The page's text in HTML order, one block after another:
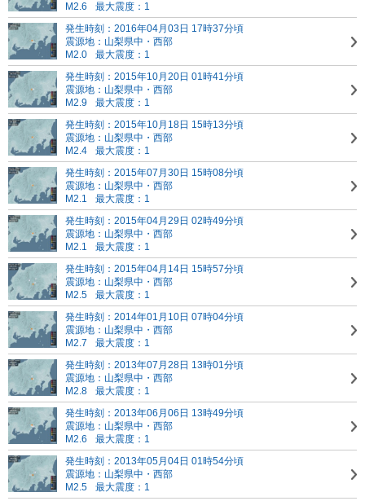
M2.6
最大震度：1
発生時刻：2016年04月03日 17時37分頃
震源地：山梨県中・西部
M2.0
最大震度：1
発生時刻：2015年10月20日 01時41分頃
震源地：山梨県中・西部
M2.9
最大震度：1
発生時刻：2015年10月18日 15時13分頃
震源地：山梨県中・西部
M2.4
最大震度：1
発生時刻：2015年07月30日 15時08分頃
震源地：山梨県中・西部
M2.1
最大震度：1
発生時刻：2015年04月29日 02時49分頃
震源地：山梨県中・西部
M2.1
最大震度：1
発生時刻：2015年04月14日 15時57分頃
震源地：山梨県中・西部
M2.5
最大震度：1
発生時刻：2014年01月10日 07時04分頃
震源地：山梨県中・西部
M2.7
最大震度：1
発生時刻：2013年07月28日 13時01分頃
震源地：山梨県中・西部
M2.8
最大震度：1
発生時刻：2013年06月06日 13時49分頃
震源地：山梨県中・西部
M2.6
最大震度：1
発生時刻：2013年05月04日 01時54分頃
震源地：山梨県中・西部
M2.5
最大震度：1